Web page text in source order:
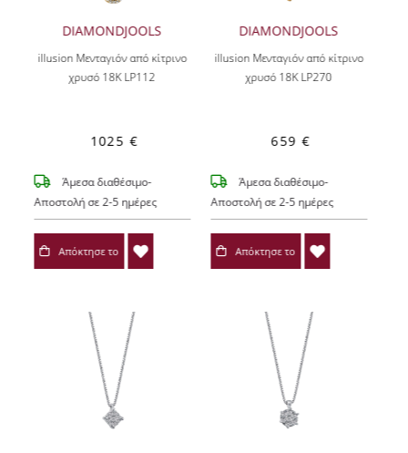
DIAMONDJOOLS
illusion Μενταγιόν από κίτρινο
χρυσό 18K LP112
1025 €
Άμεσα διαθέσιμο-
Αποστολή σε 2-5 ημέρες
Απόκτησε το
DIAMONDJOOLS
illusion Μενταγιόν από κίτρινο
χρυσό 18K LP270
659 €
Άμεσα διαθέσιμο-
Αποστολή σε 2-5 ημέρες
Απόκτησε το